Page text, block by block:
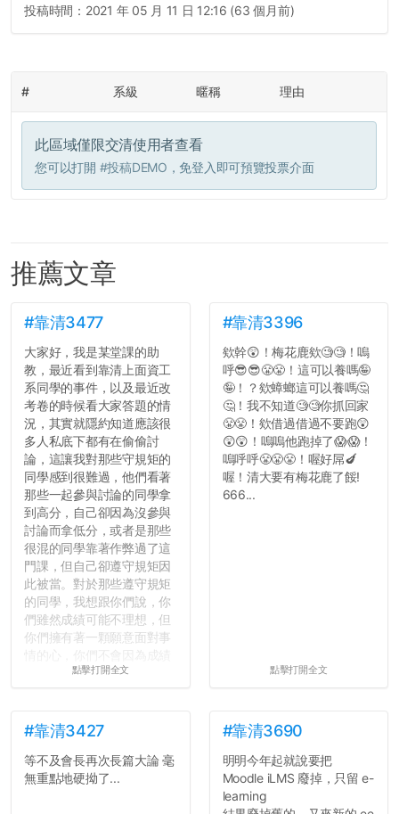
投稿時間： 2021 年 05 月 11 日 12:16 (63 個月前)
# 系級 暱稱 理由
此區域僅限交清使用者查看
您可以打開 #投稿DEMO ，免登入即可預覽投票介面
推薦文章
#靠清3477
大家好，我是某堂課的助
教，最近看到靠清上面資工
系同學的事件，以及最近改
考卷的時候看大家答題的情
況，其實就隱約知道應該很
多人私底下都有在偷偷討
論，這讓我對那些守規矩的
同學感到很難過，他們看著
那些一起參與討論的同學拿
到高分，自己卻因為沒參與
討論而拿低分，或者是那些
很混的同學靠著作弊過了這
門課，但自己卻遵守規矩因
此被當。對於那些遵守規矩
的同學，我想跟你們說，你
們雖然成績可能不理想，但
你們擁有著一顆願意面對事
壓力而選擇逃避(作弊)，在
績無法體現你們的努力，但
往後你們正直的態度一定會
讓你們在社會上適應得更
好。最後，那些作弊的同
點擊打開全文
#靠清3396
欸幹😲！梅花鹿欸🧐🧐！嗚
呼😎😎😤😤！這可以養嗎🤪
🤪！？欸蟑螂這可以養嗎🤔
🤔！我不知道🧐🧐你抓回家
😤😤！欸借過借過不要跑😲
😲😲！嗚嗚他跑掉了😱😱！
嗚呼呼😤😤😤！喔好屌🍆
喔！清大要有梅花鹿了餒!
666...
點擊打開全文
#靠清3427
等不及會長再次長篇大論 毫
無重點地硬拗了...
#靠清3690
明明今年起就說要把
Moodle iLMS 廢掉，只留 e-
learning